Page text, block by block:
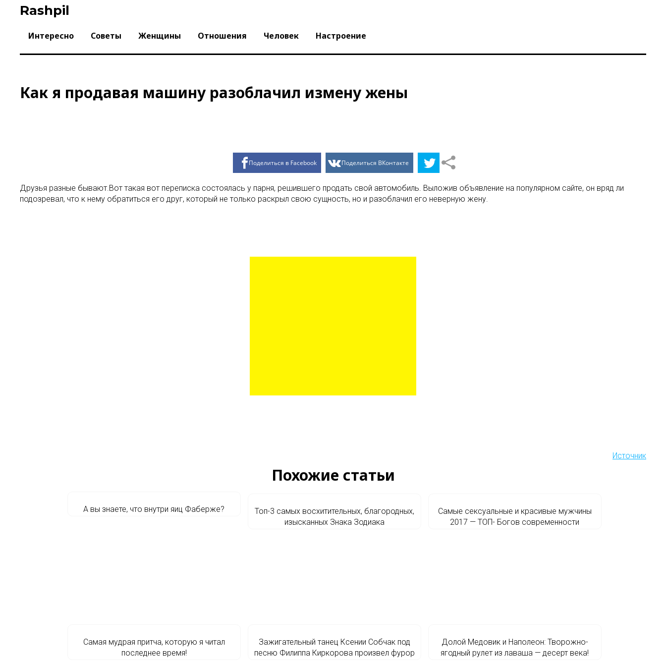
Rashpil
Интересно Советы Женщины Отношения Человек Настроение
Как я продавая машину разоблачил измену жены
Поделиться в Facebook Поделиться ВКонтакте
Друзья разные бывают.Вот такая вот переписка состоялась у парня, решившего продать свой автомобиль. Выложив объявление на популярном сайте, он вряд ли
подозревал, что к нему обратиться его друг, который не только раскрыл свою сущность, но и разоблачил его неверную жену.
Источник
Похожие статьи
А вы знаете, что внутри яиц Фаберже?
Топ-3 самых восхитительных, благородных,
изысканных Знака Зодиака
Самые сексуальные и красивые мужчины
2017 — ТОП- Богов современности
Самая мудрая притча, которую я читал
последнее время!
Зажигательный танец Ксении Собчак под
песню Филиппа Киркорова произвел фурор
Долой Медовик и Наполеон: Творожно-
ягодный рулет из лаваша — десерт века!